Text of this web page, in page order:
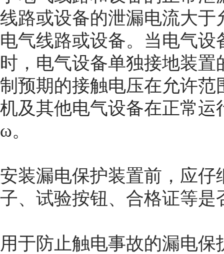
线路或设备的泄漏电流大
电气线路或设备。当电气
时，电气设备单独接地装
制预期的接触电压在允许
机及其他电气设备在正常运
ω。
安装漏电保护装置前，应
子、试验按钮、合格证等是
用于防止触电事故的漏电